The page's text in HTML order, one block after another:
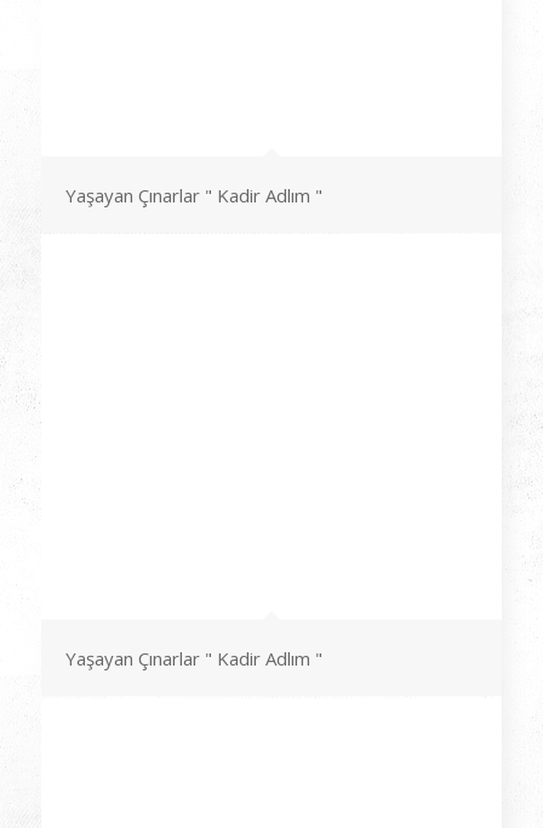
Yaşayan Çınarlar " Kadir Adlım "
Yaşayan Çınarlar " Kadir Adlım "